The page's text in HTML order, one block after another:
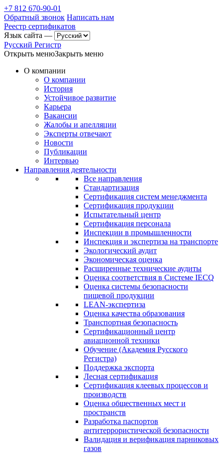
+7 812 670-90-01
Обратный звонок Написать нам
Реестр сертификатов
Язык сайта —
Русский Регистр
Открыть менюЗакрыть меню
О компании
О компании
История
Устойчивое развитие
Карьера
Вакансии
Жалобы и апелляции
Эксперты отвечают
Новости
Публикации
Интервью
Направления деятельности
Все направления
Стандартизация
Сертификация систем менеджмента
Сертификация продукции
Испытательный центр
Сертификация персонала
Инспекции в промышленности
Инспекция и экспертиза на транспорте
Экологический аудит
Экономическая оценка
Расширенные технические аудиты
Оценка соответствия в Системе IECQ
Оценка системы безопасности
пищевой продукции
LEAN-экспертиза
Оценка качества образования
Транспортная безопасность
Сертификационный центр
авиационной техники
Обучение (Академия Русского
Регистра)
Поддержка экспорта
Лесная сертификация
Сертификация клеевых процессов и
производств
Оценка общественных мест и
пространств
Разработка паспортов
антитеррористической безопасности
Валидация и верификация парниковых
газов